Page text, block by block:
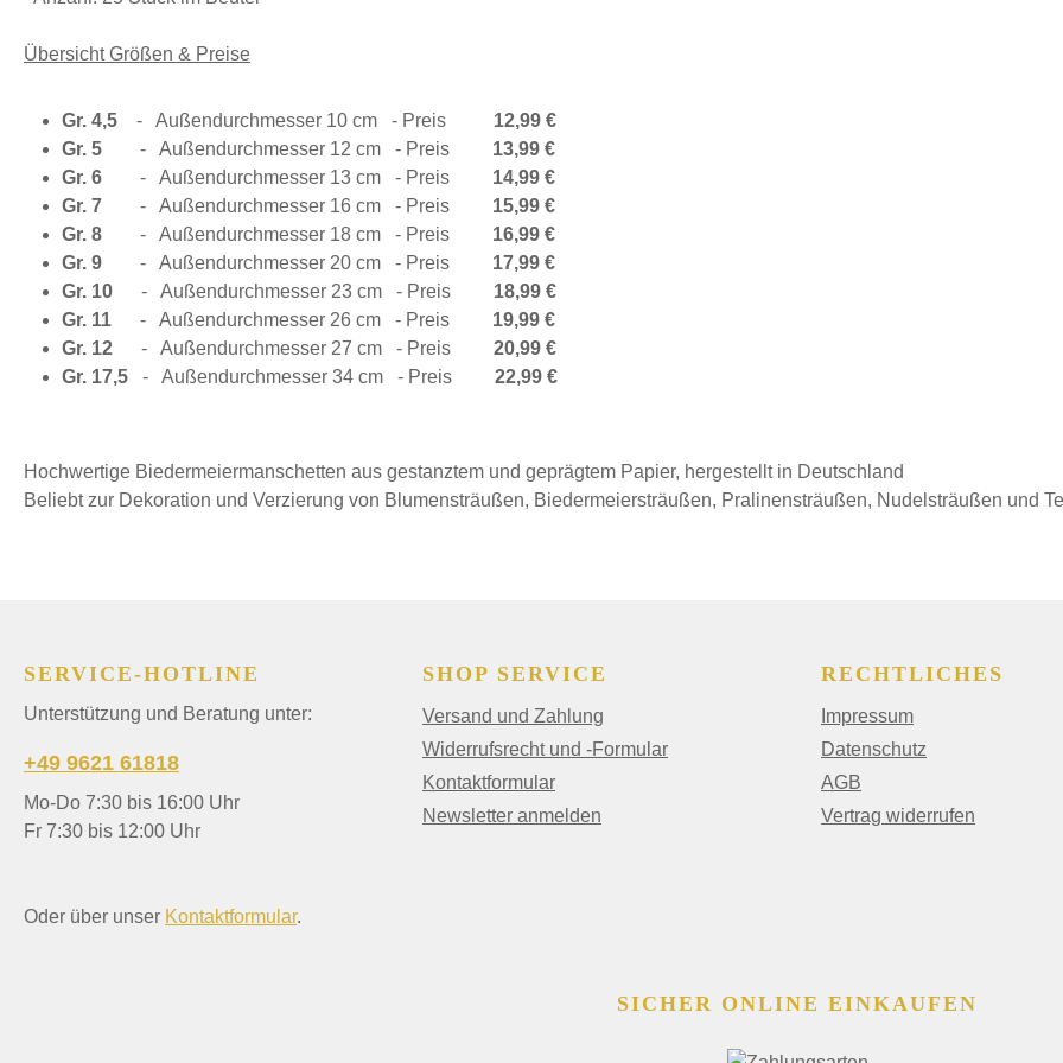
Übersicht Größen & Preise
Gr. 4,5 - Außendurchmesser 10 cm - Preis 12,99 €
Gr. 5
- Außendurchmesser 12 cm - Preis
13,99 €
Gr. 6
- Außendurchmesser 13 cm - Preis
14,99 €
Gr. 7
- Außendurchmesser 16 cm - Preis
15,99 €
Gr. 8
- Außendurchmesser 18 cm - Preis
16,99 €
Gr. 9
- Außendurchmesser 20 cm - Preis
17,99 €
Gr. 10
- Außendurchmesser 23 cm - Preis
18,99 €
Gr. 11
- Außendurchmesser 26 cm - Preis
19,99 €
Gr. 12
- Außendurchmesser 27 cm - Preis
20,99 €
Gr. 17,5
- Außendurchmesser 34 cm - Preis 22,99 €
Hochwertige Biedermeiermanschetten aus gestanztem und geprägtem Papier, hergestellt in Deutschland
Beliebt zur Dekoration und Verzierung von Blumensträußen, Biedermeiersträußen, Pralinensträußen, Nudelsträußen und
SERVICE-HOTLINE
Unterstützung und Beratung unter:
+49 9621 61818
Mo-Do 7:30 bis 16:00 Uhr
Fr 7:30 bis 12:00 Uhr
Oder über unser Kontaktformular.
SHOP SERVICE
Versand und Zahlung
Widerrufsrecht und -Formular
Kontaktformular
Newsletter anmelden
RECHTLICHES
Impressum
Datenschutz
AGB
Vertrag widerrufen
SICHER ONLINE EINKAUFEN